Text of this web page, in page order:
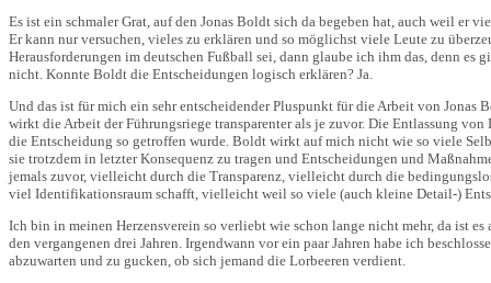
Es ist ein schmaler Grat, auf den Jonas Boldt sich da begeben hat, auch weil er
Er kann nur versuchen, vieles zu erklären und so möglichst viele Leute zu
Herausforderungen im deutschen Fußball sei, dann glaube ich ihm das, denn
nicht. Konnte Boldt die Entscheidungen logisch erklären? Ja.
Und das ist für mich ein sehr entscheidender Pluspunkt für die Arbeit von
wirkt die Arbeit der Führungsriege transparenter als je zuvor. Die Entlassung
die Entscheidung so getroffen wurde. Boldt wirkt auf mich nicht wie so viele
sie trotzdem in letzter Konsequenz zu tragen und Entscheidungen und
jemals zuvor, vielleicht durch die Transparenz, vielleicht durch die
viel Identifikationsraum schafft, vielleicht weil so viele (auch kleine Detail-)
Ich bin in meinen Herzensverein so verliebt wie schon lange nicht mehr, da ist
den vergangenen drei Jahren. Irgendwann vor ein paar Jahren habe ich
abzuwarten und zu gucken, ob sich jemand die Lorbeeren verdient.